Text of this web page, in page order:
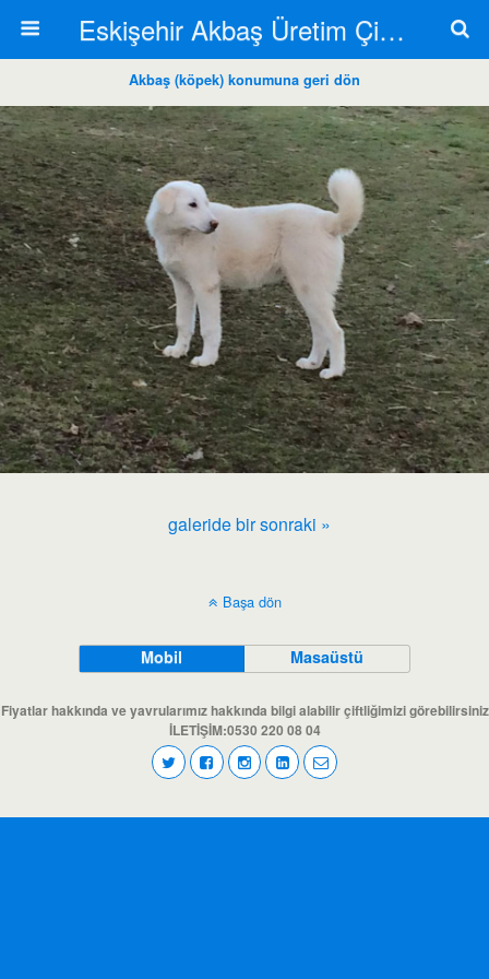
Eskişehir Akbaş Üretim Çiftliği
Akbaş (köpek) konumuna geri dön
galeride bir sonraki »
Başa dön
Mobil Masaüstü
Fiyatlar hakkında ve yavrularımız hakkında bilgi alabilir çiftliğimizi görebilirsiniz
İLETİŞİM:0530 220 08 04